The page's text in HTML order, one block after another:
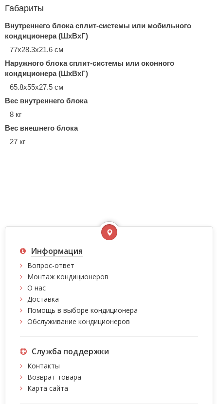
Габариты
Внутреннего блока сплит-системы или мобильного
кондиционера (ШxВxГ)
77x28.3x21.6 см
Наружного блока сплит-системы или оконного
кондиционера (ШxВxГ)
65.8x55x27.5 см
Вес внутреннего блока
8 кг
Вес внешнего блока
27 кг
Информация
Вопрос-ответ
Монтаж кондиционеров
О нас
Доставка
Помощь в выборе кондиционера
Обслуживание кондиционеров
Служба поддержки
Контакты
Возврат товара
Карта сайта